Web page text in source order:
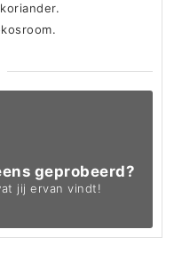
geprobeerd?
jij ervan vindt!